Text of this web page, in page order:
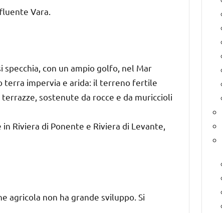
Vara.
specchia, con un ampio golfo, nel Mar
terra impervia e arida: il terreno fertile
sostenute da rocce e da muriccioli
Riviera di Ponente e Riviera di Levante,
agricola non ha grande sviluppo. Si